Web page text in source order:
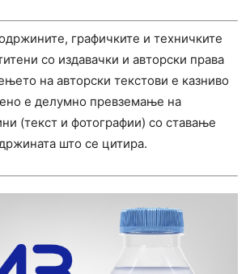
графичките и техничките
со издавачки и авторски права
на авторски текстови е казниво
е делумно превземање на
(текст и фотографии) со ставање
што се цитира.